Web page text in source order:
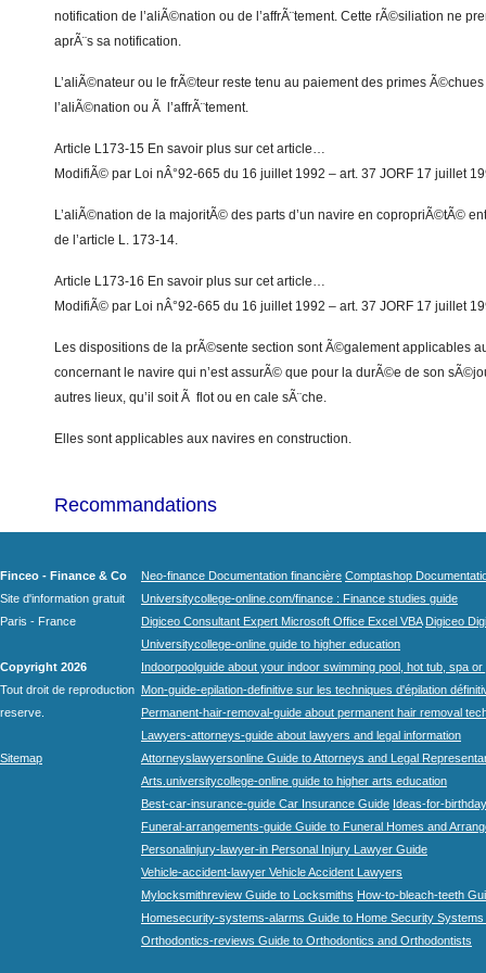
notification de l’aliÃ©nation ou de l’affrÃ¨tement. Cette rÃ©siliation ne
aprÃ¨s sa notification.
L’aliÃ©nateur ou le frÃ©teur reste tenu au paiement des primes
l’aliÃ©nation ou Ã l’affrÃ¨tement.
Article L173-15 En savoir plus sur cet article…
ModifiÃ© par Loi nÂ°92-665 du 16 juillet 1992 – art. 37 JORF 17 juillet
L’aliÃ©nation de la majoritÃ© des parts d’un navire en copropriÃ©tÃ©
de l’article L. 173-14.
Article L173-16 En savoir plus sur cet article…
ModifiÃ© par Loi nÂ°92-665 du 16 juillet 1992 – art. 37 JORF 17 juillet
Les dispositions de la prÃ©sente section sont Ã©galement applicables
concernant le navire qui n’est assurÃ© que pour la durÃ©e de son
autres lieux, qu’il soit Ã flot ou en cale sÃ¨che.
Elles sont applicables aux navires en construction.
Recommandations
Finceo - Finance & Co
Site d'information gratuit
Paris - France
Copyright 2026
Tout droit de reproduction
reserve.
Sitemap
Neo-finance Documentation financière Comptashop
Universitycollege-online.com/finance : Finance studies guide
Digiceo Consultant Expert Microsoft Office Excel VBA Digiceo
Universitycollege-online guide to higher education
Indoorpoolguide about your indoor swimming pool, hot tub, spa
Mon-guide-epilation-definitive sur les techniques d'épilation
Permanent-hair-removal-guide about permanent hair removal
Lawyers-attorneys-guide about lawyers and legal information
Attorneyslawyersonline Guide to Attorneys and Legal
Arts.universitycollege-online guide to higher arts education
Best-car-insurance-guide Car Insurance Guide Ideas-for-
Funeral-arrangements-guide Guide to Funeral Homes and
Personalinjury-lawyer-in Personal Injury Lawyer Guide
Vehicle-accident-lawyer Vehicle Accident Lawyers
Mylocksmithreview Guide to Locksmiths How-to-bleach-teeth
Homesecurity-systems-alarms Guide to Home Security Systems
Orthodontics-reviews Guide to Orthodontics and Orthodontists